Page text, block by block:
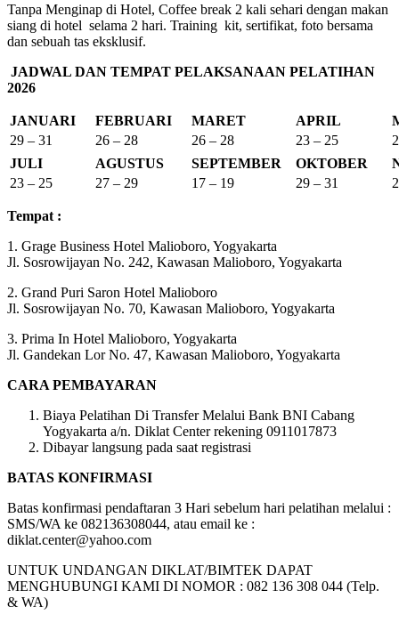
Tanpa Menginap di Hotel, Coffee break 2 kali sehari dengan makan
siang di hotel selama 2 hari. Training kit, sertifikat, foto bersama
dan sebuah tas eksklusif.
JADWAL DAN TEMPAT PELAKSANAAN PELATIHAN
2026
JANUARI FEBRUARI MARET APRIL
29 – 31
26 – 28 26 – 28 23 – 25
JULI
AGUSTUS SEPTEMBER OKTOBER
23 – 25
27 – 29 17 – 19 29 – 31
Tempat :
1. Grage Business Hotel Malioboro, Yogyakarta
Jl. Sosrowijayan No. 242, Kawasan Malioboro, Yogyakarta
2. Grand Puri Saron Hotel Malioboro
Jl. Sosrowijayan No. 70, Kawasan Malioboro, Yogyakarta
3. Prima In Hotel Malioboro, Yogyakarta
Jl. Gandekan Lor No. 47, Kawasan Malioboro, Yogyakarta
CARA PEMBAYARAN
Biaya Pelatihan Di Transfer Melalui Bank BNI Cabang
Yogyakarta a/n. Diklat Center rekening 0911017873
Dibayar langsung pada saat registrasi
BATAS KONFIRMASI
Batas konfirmasi pendaftaran 3 Hari sebelum hari pelatihan melalui :
SMS/WA ke 082136308044, atau email ke :
diklat.center@yahoo.com
UNTUK UNDANGAN DIKLAT/BIMTEK DAPAT
MENGHUBUNGI KAMI DI NOMOR : 082 136 308 044 (Telp.
& WA)